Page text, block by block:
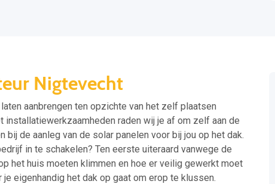
Nigtevecht
aanbrengen ten opzichte van het zelf plaatsen
installatiewerkzaamheden raden wij je af om zelf aan de
bij de aanleg van de solar panelen voor bij jou op het dak.
in te schakelen? Ten eerste uiteraard vanwege de
het huis moeten klimmen en hoe er veilig gewerkt moet
eigenhandig het dak op gaat om erop te klussen.